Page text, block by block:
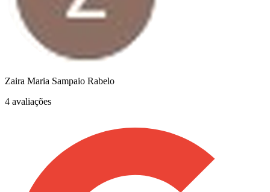
Zaira Maria Sampaio Rabelo
4 avaliações